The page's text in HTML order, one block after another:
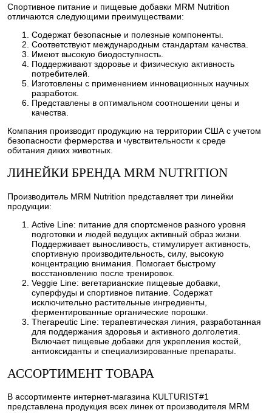
Спортивное питание и пищевые добавки MRM Nutrition
отличаются следующими преимуществами:
Содержат безопасные и полезные компоненты.
Соответствуют международным стандартам качества.
Имеют высокую биодоступность.
Поддерживают здоровье и физическую активность
потребителей.
Изготовлены с применением инновационных научных
разработок.
Представлены в оптимальном соотношении цены и
качества.
Компания производит продукцию на территории США с учетом
безопасности фермерства и чувствительности к среде
обитания диких животных.
ЛИНЕЙКИ БРЕНДА MRM NUTRITION
Производитель MRM Nutrition представляет три линейки
продукции:
Active Line: питание для спортсменов разного уровня
подготовки и людей ведущих активный образ жизни.
Поддерживает выносливость, стимулирует активность,
спортивную производительность, силу, высокую
концентрацию внимания. Помогает быстрому
восстановлению после тренировок.
Veggie Line: вегетарианские пищевые добавки,
суперфуды и спортивное питание. Содержат
исключительно растительные ингредиенты,
ферментированные органические порошки.
Therapeutic Line: терапевтическая линия, разработанная
для поддержания здоровья и активного долголетия.
Включает пищевые добавки для укрепления костей,
антиоксиданты и специализированные препараты.
АССОРТИМЕНТ ТОВАРА
В ассортименте интернет-магазина KULTURIST#1
представлена продукция всех линек от производителя MRM